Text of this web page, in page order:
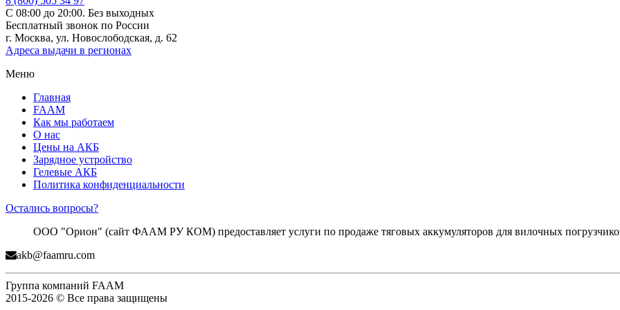
С 08:00 до 20:00. Без выходных
Бесплатный звонок по России
г. Москва, ул. Новослободская, д. 62
Адреса выдачи в регионах
Меню
Главная
FAAM
Как мы работаем
О нас
Цены на АКБ
Зарядное устройство
Гелевые АКБ
Политика конфиденциальности
Остались вопросы?
ООО "Орион" (сайт ФААМ РУ КОМ) предоставляет услуги по продаже тяговых аккумуляторов для вилочных
akb@faamru.com
Группа компаний FAAM
2015-2026 © Все права защищены